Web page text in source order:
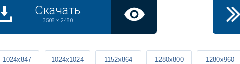
Скачать
3508 x 2480
1024x847 1024x1024 1152x864 1280x800 1280x960